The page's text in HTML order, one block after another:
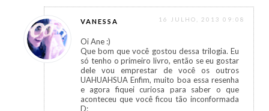
VANESSA 16 JULHO, 2013 09:08
Oi Ane :)
Que bom que você gostou dessa trilogia. Eu
só tenho o primeiro livro, então se eu gostar
dele vou emprestar de você os outros
UAHUAHSUA Enfim, muito boa essa resenha
e agora fiquei curiosa para saber o que
aconteceu que você ficou tão inconformada
D: